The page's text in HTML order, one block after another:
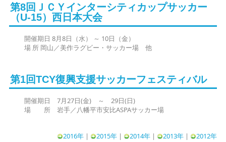
第8回ＪＣＹインターシティカップサッカー
（U-15）西日本大会
開催期日 8月8日（水） ～ 10日（金）
場 所 岡山／美作ラグビー・サッカー場 他
第1回TCY復興支援サッカーフェスティバル
開催期日 7月27日(金) ～ 29日(日)
場 所 岩手／八幡平市安比ASPAサッカー場
2016年| 2015年| 2014年| 2013年| 2012年